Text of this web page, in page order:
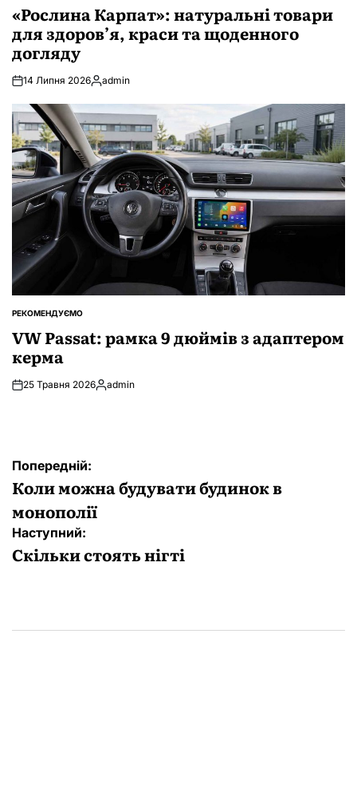
«Рослина Карпат»: натуральні товари
для здоров’я, краси та щоденного
догляду
14 Липня 2026Опубліковано
admin
ОПУБЛІКУВАТИ
РЕКОМЕНДУЄМО
VW Passat: рамка 9 дюймів з адаптером
керма
25 Травня 2026Опубліковано
admin
Навігація
записів
Попередній:
Коли можна будувати будинок в
монополії
Наступний:
Скільки стоять нігті